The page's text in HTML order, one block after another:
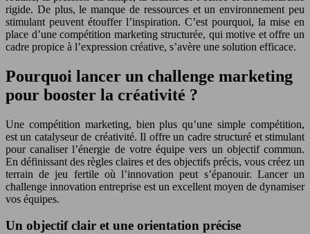
rigide. De plus, le manque de ressources et un environnement peu
stimulant peuvent étouffer l’inspiration. C’est pourquoi, la mise en
place d’une compétition marketing structurée, qui motive et offre un
cadre propice à l’expression créative, s’avère une solution efficace.
Pourquoi lancer un challenge marketing
pour booster la créativité ?
Une compétition marketing, bien plus qu’une simple compétition,
est un catalyseur de créativité. Il offre un cadre structuré et stimulant
pour canaliser l’énergie de votre équipe vers un objectif commun.
En définissant des règles claires et des objectifs précis, vous créez un
terrain de jeu fertile où l’innovation peut s’épanouir. Lancer un
challenge innovation entreprise est un excellent moyen de dynamiser
vos équipes.
Un objectif clair et une orientation précise